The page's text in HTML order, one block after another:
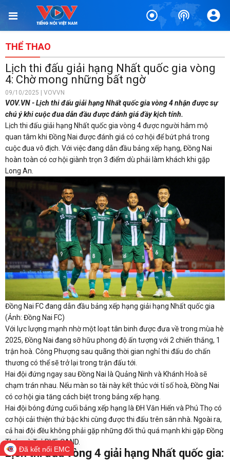
THỂ THAO
Lịch thi đấu giải hạng Nhất quốc gia vòng
4: Chờ mong những bất ngờ
09/10/2025 | VOVVN
VOV.VN - Lịch thi đấu giải hạng Nhất quốc gia vòng 4 nhận được sự
chú ý khi cuộc đua dẫn đầu được đánh giá đầy kịch tính.
Lịch thi đấu giải hạng Nhất quốc gia vòng 4 được người hâm mộ
quan tâm khi Đồng Nai được đánh giá có cơ hội để bứt phá trong
cuộc đua vô địch. Với việc đang dẫn đầu bảng xếp hạng, Đồng Nai
hoàn toàn có cơ hội giành trọn 3 điểm dù phải làm khách khi gặp
Long An.
Đồng Nai FC đang dẫn đầu bảng xếp hạng giải hạng Nhất quốc gia
(Ảnh: Đồng Nai FC)
Với lực lượng mạnh nhờ một loạt tân binh được đưa về trong mùa hè
2025, Đồng Nai đang sỡ hữu phong độ ấn tượng với 2 chiến thắng, 1
trận hoà. Công Phượng sau quãng thời gian nghỉ thi đấu do chấn
thương có thể sẽ trở lại trong trận đấu tới.
Hai đội đứng ngay sau Đồng Nai là Quảng Ninh và Khánh Hoà sẽ
chạm trán nhau. Nếu màn so tài này kết thúc với tỉ số hoà, Đồng Nai
có cơ hội gia tăng cách biệt trong bảng xếp hạng.
Hai đội bóng đứng cuối bảng xếp hạng là ĐH Văn Hiến và Phú Thọ có
cơ hội cải thiện thứ bậc khi cùng được thi đấu trên sân nhà. Ngoài ra,
cả hai đội đều không phải gặp những đối thủ quá mạnh khi gặp Đồng
Tháp và Trẻ PVF-CAND.
Lịch thi đấu vòng 4 giải hạng Nhất quốc gia:
Đã kết nối EMC